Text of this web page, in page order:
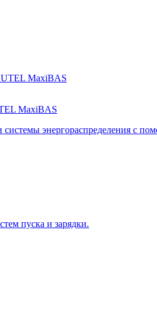
MaxiBAS
энергораспределения с
пуска и зарядки.